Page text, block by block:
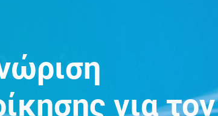
Research
για τον